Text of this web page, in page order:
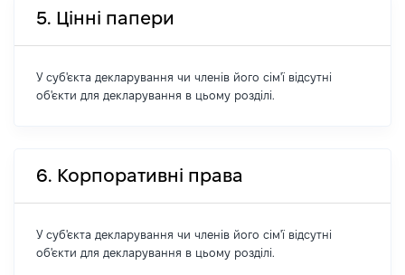
5. Цінні папери
У суб'єкта декларування чи членів його сім'ї відсутні
об'єкти для декларування в цьому розділі.
6. Корпоративні права
У суб'єкта декларування чи членів його сім'ї відсутні
об'єкти для декларування в цьому розділі.